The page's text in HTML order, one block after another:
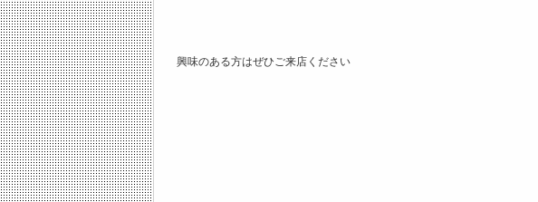
興味のある方はぜひご来店ください